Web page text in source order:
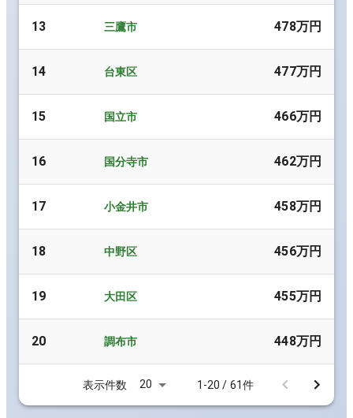
13 三鷹市 478万円
14 台東区 477万円
15 国立市 466万円
16 国分寺市 462万円
17 小金井市 458万円
18 中野区 456万円
19 大田区 455万円
20 調布市 448万円
表示件数 20 1-20 / 61件